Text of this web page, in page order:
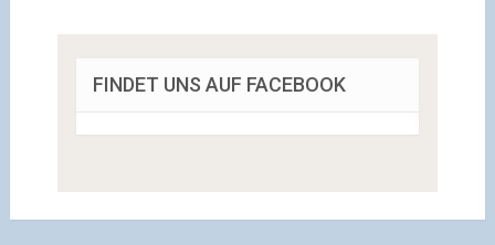
FINDET UNS AUF FACEBOOK